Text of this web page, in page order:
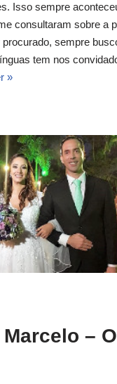
Isso sempre
consultaram sobre a
sempre
tem nos
»
Marcelo –